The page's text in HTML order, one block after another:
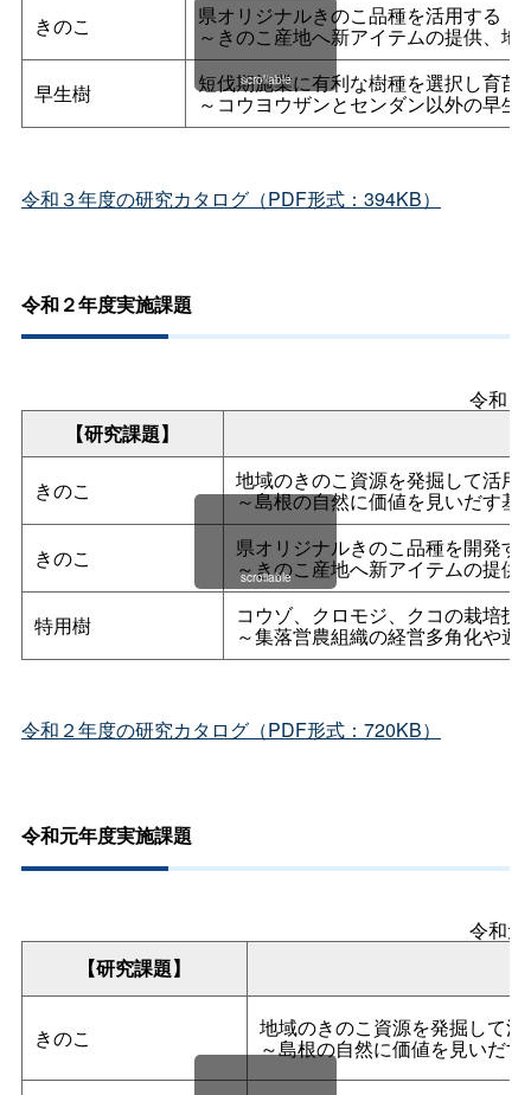
きのこ 県オリジナルきのこ品種を活用する
～きのこ産地へ新アイテムの提供、
早生樹 短伐期施業に有利な樹種を選択し育
～コウヨウザンとセンダン以外の早
scrollable
令和３年度の研究カタログ（PDF形式：394KB）
令和２年度実施課題
令和
【研究課題】
きのこ 地域のきのこ資源を発掘して活用
～島根の自然に価値を見いだす基
きのこ 県オリジナルきのこ品種を開発す
～きのこ産地へ新アイテムの提
特用樹 コウゾ、クロモジ、クコの栽培技
～集落営農組織の経営多角化や
scrollable
令和２年度の研究カタログ（PDF形式：720KB）
令和元年度実施課題
令和
【研究課題】
きのこ 地域のきのこ資源を発掘して活
～島根の自然に価値を見いだ